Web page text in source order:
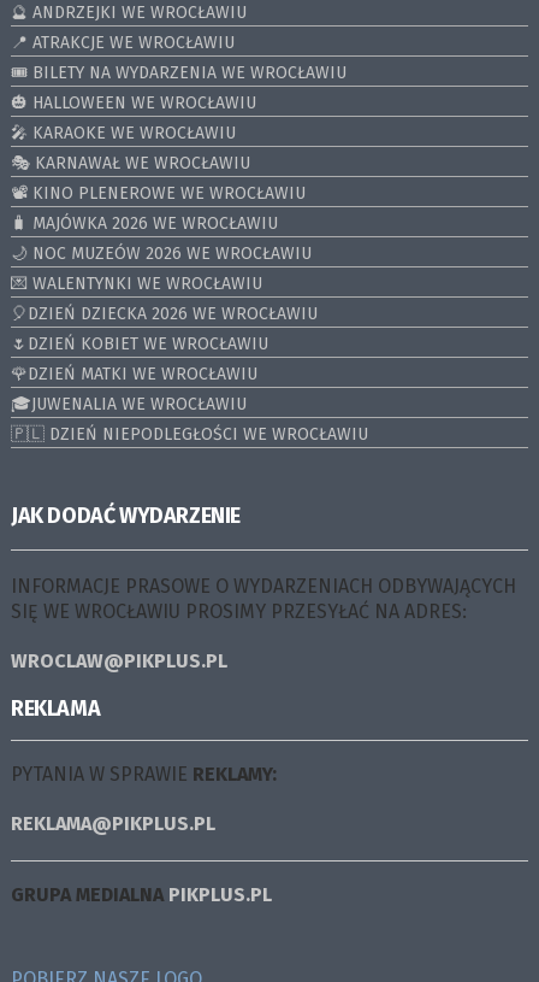
🔮 ANDRZEJKI WE WROCŁAWIU
📍 ATRAKCJE WE WROCŁAWIU
🎟️ BILETY NA WYDARZENIA WE WROCŁAWIU
🎃 HALLOWEEN WE WROCŁAWIU
🎤 KARAOKE WE WROCŁAWIU
🎭 KARNAWAŁ WE WROCŁAWIU
📽️ KINO PLENEROWE WE WROCŁAWIU
🧳 MAJÓWKA 2026 WE WROCŁAWIU
🌙 NOC MUZEÓW 2026 WE WROCŁAWIU
💌 WALENTYNKI WE WROCŁAWIU
🎈DZIEŃ DZIECKA 2026 WE WROCŁAWIU
🌷DZIEŃ KOBIET WE WROCŁAWIU
🌹DZIEŃ MATKI WE WROCŁAWIU
🎓JUWENALIA WE WROCŁAWIU
🇵🇱 DZIEŃ NIEPODLEGŁOŚCI WE WROCŁAWIU
JAK DODAĆ WYDARZENIE
INFORMACJE PRASOWE O WYDARZENIACH ODBYWAJĄCYCH
SIĘ WE WROCŁAWIU PROSIMY PRZESYŁAĆ NA ADRES:
WROCLAW@PIKPLUS.PL
REKLAMA
PYTANIA W SPRAWIE REKLAMY:
REKLAMA@PIKPLUS.PL
GRUPA MEDIALNA PIKPLUS.PL